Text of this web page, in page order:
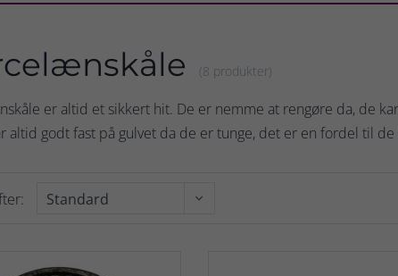
(8 produkter)
er altid et sikkert hit. De er nemme at rengøre da, de
altid godt fast på gulvet da de er tunge, det er en fordel til